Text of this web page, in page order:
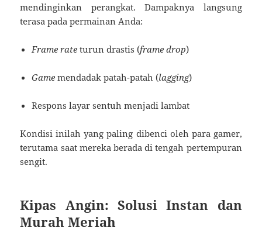
mendinginkan perangkat. Dampaknya langsung
terasa pada permainan Anda:
Frame rate turun drastis (frame drop)
Game mendadak patah-patah (lagging)
Respons layar sentuh menjadi lambat
Kondisi inilah yang paling dibenci oleh para gamer,
terutama saat mereka berada di tengah pertempuran
sengit.
Kipas Angin: Solusi Instan dan
Murah Meriah